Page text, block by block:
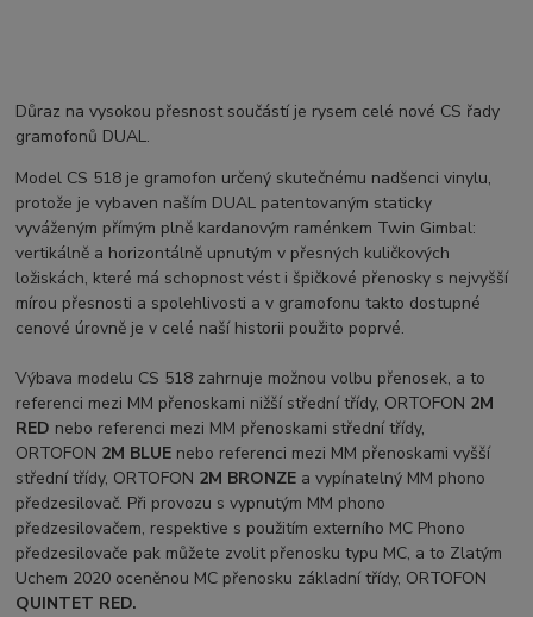
Důraz na vysokou přesnost součástí je rysem celé nové CS řady
gramofonů DUAL.
Model CS 518 je gramofon určený skutečnému nadšenci vinylu,
protože je vybaven naším DUAL patentovaným staticky
vyváženým přímým plně kardanovým raménkem Twin Gimbal:
vertikálně a horizontálně upnutým v přesných kuličkových
ložiskách, které má schopnost vést i špičkové přenosky s nejvyšší
mírou přesnosti a spolehlivosti a v gramofonu takto dostupné
cenové úrovně je v celé naší historii použito poprvé.
Výbava modelu CS 518 zahrnuje možnou volbu přenosek, a to
referenci mezi MM přenoskami nižší střední třídy, ORTOFON 2M
RED nebo referenci mezi MM přenoskami střední třídy,
ORTOFON 2M BLUE nebo referenci mezi MM přenoskami vyšší
střední třídy, ORTOFON 2M BRONZE a vypínatelný MM phono
předzesilovač. Při provozu s vypnutým MM phono
předzesilovačem, respektive s použitím externího MC Phono
předzesilovače pak můžete zvolit přenosku typu MC, a to Zlatým
Uchem 2020 oceněnou MC přenosku základní třídy, ORTOFON
QUINTET RED.